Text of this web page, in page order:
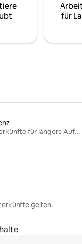
für
Unterkünfte für längere Aufenthalte
gelten.